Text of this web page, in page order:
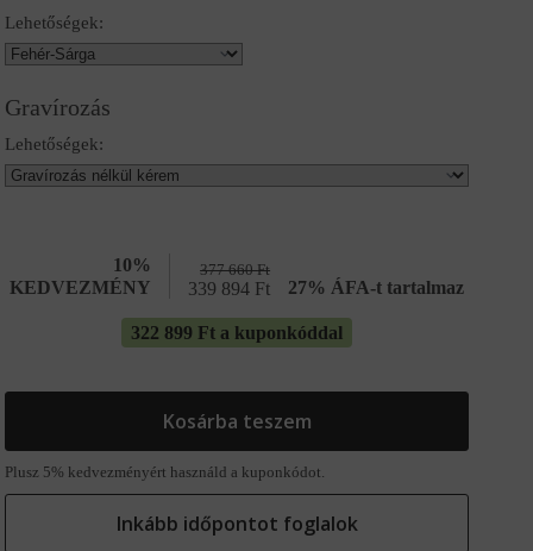
Lehetőségek:
Gravírozás
Lehetőségek:
10%
KEDVEZMÉNY
377 660Ft
339 894 Ft 27% ÁFA-t tartalmaz
322 899 Ft a kuponkóddal
Kosárba teszem
Plusz 5% kedvezményért használd a kuponkódot.
Inkább időpontot foglalok